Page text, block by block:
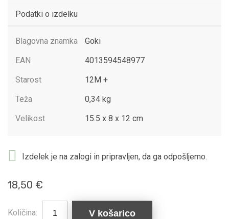
Podatki o izdelku
Blagovna znamka
Goki
EAN
4013594548977
Starost
12M +
Teža
0,34 kg
Velikost
15.5 x 8 x 12 cm
Izdelek je na zalogi in pripravljen, da ga odpošljemo.
18,50 €
Količina: V košarico